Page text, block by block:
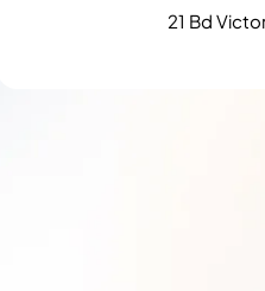
21 Bd